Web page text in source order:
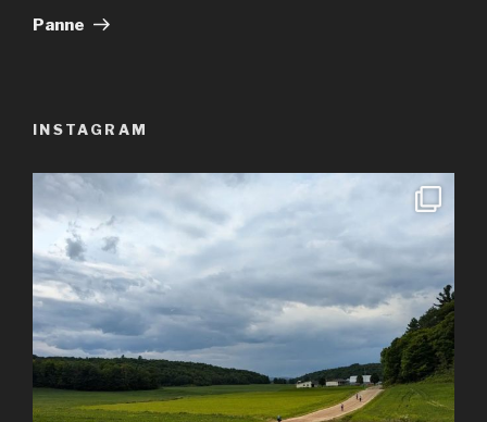
suivant
Panne
INSTAGRAM